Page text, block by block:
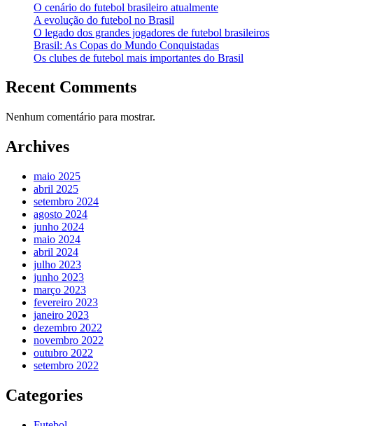
O cenário do futebol brasileiro atualmente
A evolução do futebol no Brasil
O legado dos grandes jogadores de futebol brasileiros
Brasil: As Copas do Mundo Conquistadas
Os clubes de futebol mais importantes do Brasil
Recent Comments
Nenhum comentário para mostrar.
Archives
maio 2025
abril 2025
setembro 2024
agosto 2024
junho 2024
maio 2024
abril 2024
julho 2023
junho 2023
março 2023
fevereiro 2023
janeiro 2023
dezembro 2022
novembro 2022
outubro 2022
setembro 2022
Categories